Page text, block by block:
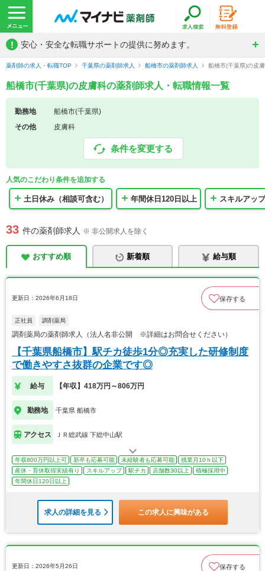
! 安心・安全な転職サポートの提供に努めます。
薬剤師の求人・転職TOP 千葉県の薬剤師求人 船橋市の薬剤師求人 船橋市(千葉県)の皮
船橋市(千葉県)の皮膚科の薬剤師求人・転職情報一覧
勤務地
船橋市(千葉県)
その他
皮膚科
条件を変更する
人気のこだわり条件を追加する
土日休み（相談可含む） 年間休日120日以上 スキルアップ
33 件の薬剤師求人 ※ 非公開求人を除く
おすすめ順 新着順 給与順
更新日：2026年6月18日 保存する
正社員 調剤薬局
調剤薬局の薬剤師求人（法人名非公開 ※詳細はお問合せください）
【千葉県船橋市】駅チカ徒歩1分◎充実した研修制度
で働きやすさ抜群の企業です◎
給与 【年収】418万円～806万円
勤務地 千葉県 船橋市
アクセス ＪＲ総武線 下総中山駅
年収800万円以上可 新卒も応募可能 未経験者も応募可能
残業月10ｈ以下
産休・育休取得実績有り
スキルアップ 駅チカ 店舗数30以上
積極採用中
年間休日120日以上
求人の詳細を見る この求人に興味がある
更新日：2026年5月26日 保存する